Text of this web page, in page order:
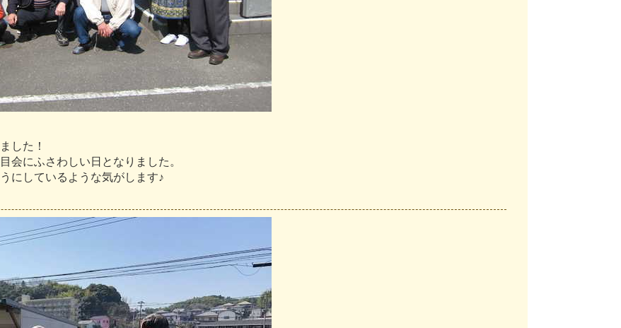
ま した ！
目 会にふさ わ しい 日 と な り ま した 。
う に している よ う な気がし ま す♪